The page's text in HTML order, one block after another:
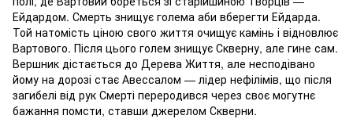
Ейдардом. Смерть знищує голема аби вберегти Ейдарда.
Той натомість ціною свого життя очищує камінь і відновлює
Вартового. Після цього голем знищує Скверну, але гине сам.
Вершник дістається до Дерева Життя, але несподівано
йому на дорозі стає Авессалом — лідер нефілімів, що після
загибелі від рук Смерті переродився через своє могутнє
бажання помсти, ставши джерелом Скверни.